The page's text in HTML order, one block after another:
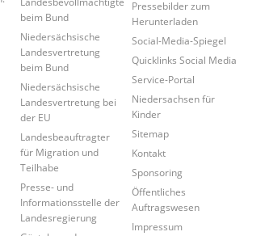
beim Bund
Niedersächsische
Landesvertretung
beim Bund
Niedersächsische
Landesvertretung bei
der EU
Landesbeauftragter
für Migration und
Teilhabe
Presse- und
Informationsstelle der
Landesregierung
Pressebilder zum
Herunterladen
Social-Media-Spiegel
Quicklinks Social Media
Service-Portal
Niedersachsen für
Kinder
Sitemap
Kontakt
Sponsoring
Öffentliches
Auftragswesen
Impressum